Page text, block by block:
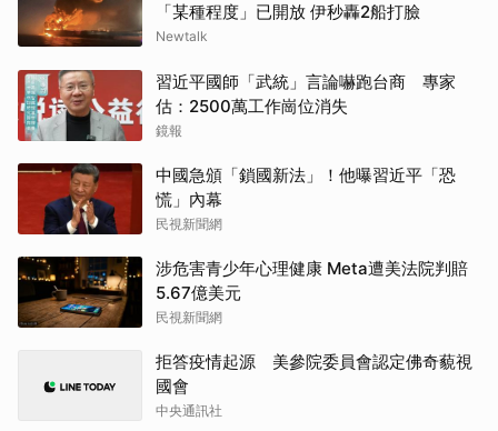
「某種程度」已開放 伊秒轟2船打臉
Newtalk
習近平國師「武統」言論嚇跑台商 專家
估：2500萬工作崗位消失
鏡報
中國急頒「鎖國新法」！他曝習近平「恐
慌」內幕
民視新聞網
涉危害青少年心理健康 Meta遭美法院判賠
5.67億美元
民視新聞網
拒答疫情起源 美參院委員會認定佛奇藐視
國會
中央通訊社